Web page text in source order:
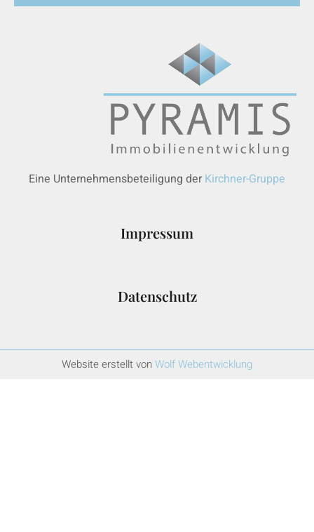
Eine Unternehmensbeteiligung der Kirchner-Gruppe
Impressum
Datenschutz
Website erstellt von Wolf Webentwicklung